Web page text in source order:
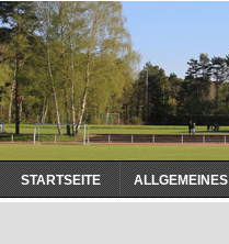
Navigation
überspringen
STARTSEITE ALLGEMEINES